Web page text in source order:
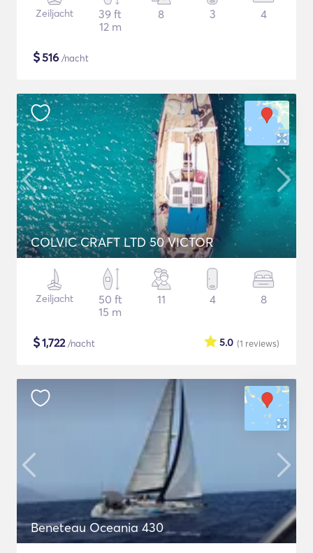
Zeiljacht
39 ft
12 m
8 3 4
$516 /nacht
COLVIC CRAFT LTD 50 VICTOR
Zeiljacht
50 ft
15 m
11 4 8
$1,722/nacht (1 reviews)
5.0
Beneteau Oceania 430